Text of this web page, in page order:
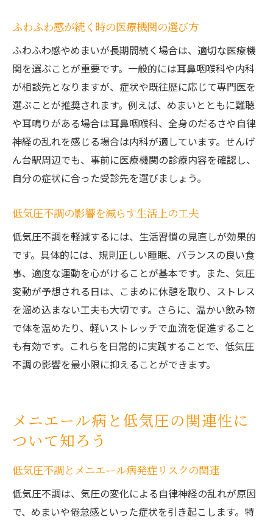
ふわふわ感が続く時の医療機関の選び方
ふわふわ感やめまいが長期間続く場合は、適切な医療機
関を選ぶことが重要です。一般的には耳鼻咽喉科や内科
が相談先となりますが、症状や既往歴に応じて専門医を
選ぶことが推奨されます。例えば、めまいとともに難聴
や耳鳴りがある場合は耳鼻咽喉科、全身のだるさや自律
神経の乱れを感じる場合は内科が適しています。せんげ
ん台駅周辺でも、事前に医療機関の診療内容を確認し、
自分の症状に合った受診先を選びましょう。
低気圧不調の影響を減らす生活上の工夫
低気圧不調を軽減するには、生活習慣の見直しが効果的
です。具体的には、規則正しい睡眠、バランスの良い食
事、適度な運動を心がけることが基本です。また、気圧
変動が予想される日は、こまめに休憩を取り、ストレス
を溜め込まない工夫も大切です。さらに、温かい飲み物
で体を温めたり、軽いストレッチで血流を促進すること
も有効です。これらを日常的に実践することで、低気圧
不調の影響を最小限に抑えることができます。
メニエール病と低気圧の関連性に
ついて知ろう
低気圧不調とメニエール病発症リスクの関連
低気圧不調は、気圧の変化による自律神経の乱れが原因
で、めまいや倦怠感といった症状を引き起こします。特